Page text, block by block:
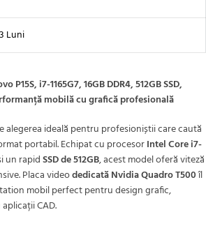
3 Luni
P15S, i7-1165G7, 16GB DDR4, 512GB SSD,
mobilă cu grafică profesională
alegerea ideală pentru profesioniștii care caută
portabil. Echipat cu procesorIntel Core i7-
un rapidSSD de 512GB, acest model oferă viteză
Placa videodedicată Nvidia Quadro T500îl
mobil perfect pentru design grafic,
CAD.